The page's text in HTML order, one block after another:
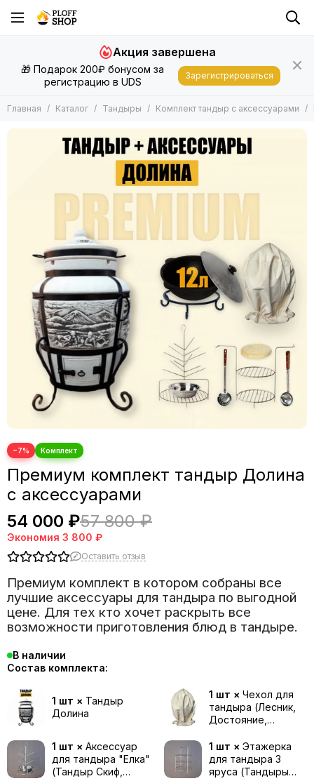
Тандыры
Тандыры
Аксессуары для тандыра
Комплект тандыр с аксессуарами
🎁 Подарок 200₽ бонусом за
регистрацию в UDS
Акция завершена
Зарегистрироваться
Главная Каталог Тандыры Комплект тандыр с аксессуарами
−7%
Премиум комплект тандыр Долина
с аксессуарами
54 000 ₽57 800 ₽
Экономия 3 800 ₽
Оставить отзыв
Премиум комплект в котором собраны все
лучшие аксессуары для тандыра по выгодной
цене. Для тех кто хочет раскрыть все
возможности приготовления блюд в тандыре.
В наличии
Состав комплекта:
1 шт × Тандыр
Долина
1 шт × Чехол для
тандыра (Лесник,
Достояние,
Долина, Творения
Мира)
1 шт × Аксессуар
для тандыра "Елка"
(Тандыр Скиф,
1 шт × Этажерка
для тандыра 3
яруса (Тандыры